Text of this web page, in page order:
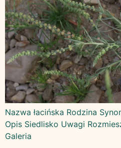
Nazwa łacińska Rodzina
Opis Siedlisko Uwagi
Galeria